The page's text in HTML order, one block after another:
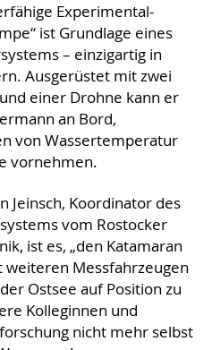
Experimental-
ist Grundlage eines
– einzigartig in
Ausgerüstet mit zwei
einer Drohne kann er
an Bord,
von Wassertemperatur
vornehmen.
Jeinsch, Koordinator des
vom Rostocker
ist es, „den Katamaran
Messfahrzeugen
Ostsee auf Position zu
Kolleginnen und
nicht mehr selbst